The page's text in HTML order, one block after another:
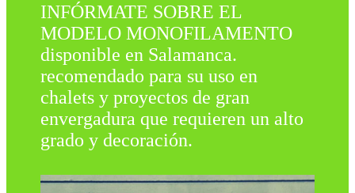
INFÓRMATE SOBRE EL
MODELO MONOFILAMENTO
disponible en Salamanca.
recomendado para su uso en
chalets y proyectos de gran
envergadura que requieren un alto
grado y decoración.